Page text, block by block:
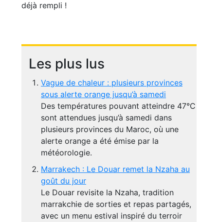
déjà rempli !
Les plus lus
Vague de chaleur : plusieurs provinces
sous alerte orange jusqu’à samedi
Des températures pouvant atteindre 47°C
sont attendues jusqu’à samedi dans
plusieurs provinces du Maroc, où une
alerte orange a été émise par la
météorologie.
Marrakech : Le Douar remet la Nzaha au
goût du jour
Le Douar revisite la Nzaha, tradition
marrakchie de sorties et repas partagés,
avec un menu estival inspiré du terroir